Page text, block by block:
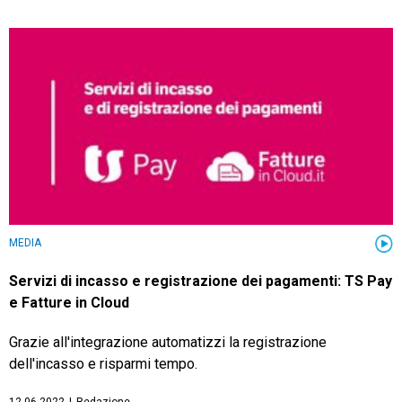
TeamSystem Corporate
TeamSystem Store
MEDIA
Servizi di incasso e registrazione dei pagamenti: TS Pay
e Fatture in Cloud
Grazie all'integrazione automatizzi la registrazione
dell'incasso e risparmi tempo.